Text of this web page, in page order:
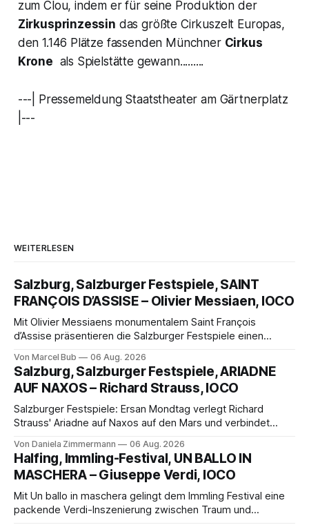
zum Clou, indem er für seine Produktion der
Zirkusprinzessin das größte Cirkuszelt Europas,
den 1.146 Plätze fassenden Münchner Cirkus
Krone als Spielstätte gewann.........
---| Pressemeldung Staatstheater am Gärtnerplatz
|---
WEITERLESEN
Salzburg, Salzburger Festspiele, SAINT
FRANÇOIS D’ASSISE – Olivier Messiaen, IOCO
Mit Olivier Messiaens monumentalem Saint François
d’Assise präsentieren die Salzburger Festspiele einen
eine bildgewaltige Inszenierung, Maxime Pascal entfaltet
die komplexe Partitur eindrucksvoll, Philippe Sly berührt als
Franziskus.
Von Marcel Bub 06 Aug. 2026
Salzburg, Salzburger Festspiele, ARIADNE
AUF NAXOS – Richard Strauss, IOCO
Salzburger Festspiele: Ersan Mondtag verlegt Richard
Strauss' Ariadne auf Naxos auf den Mars und verbindet
Aufführung mit starken Solisten und den Wiener
Philharmonikern, szenisch bleibt der zweite Akt jedoch
hinter den Erwartungen zurück.
Von Daniela Zimmermann 06 Aug. 2026
Halfing, Immling-Festival, UN BALLO IN
MASCHERA – Giuseppe Verdi, IOCO
Mit Un ballo in maschera gelingt dem Immling Festival eine
packende Verdi-Inszenierung zwischen Traum und